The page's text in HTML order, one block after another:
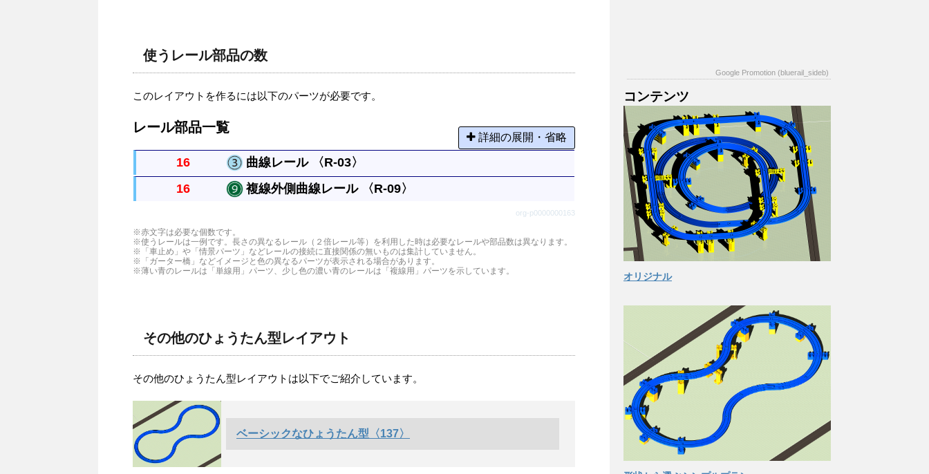
使うレール部品の数
このレイアウトを作るには以下のパーツが必要です。
レール部品一覧
詳細の展開・省略
16 曲線レール 〈R-03〉
16 複線外側曲線レール 〈R-09〉
複線曲線レール外側の長い方のレールを１本だけ使う場合のレールです。
org-p0000000163
※赤文字は必要な個数です。
※使うレールは一例です。長さの異なるレール（２倍レール等）を利用した時は必要なレールや部品数は異なります。
※「車止め」や「情景パーツ」などレールの接続に直接関係の無いものは集計していません。
※「ガーター橋」などイメージと色の異なるパーツが表示される場合があります。
※薄い青のレールは「単線用」パーツ、少し色の濃い青のレールは「複線用」パーツを示しています。
その他のひょうたん型レイアウト
その他のひょうたん型レイアウトは以下でご紹介しています。
ベーシックなひょうたん型〈137〉
Google Promotion (bluerail_sideb)
コンテンツ
オリジナル